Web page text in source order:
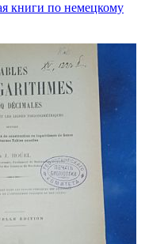
книги по немецкому